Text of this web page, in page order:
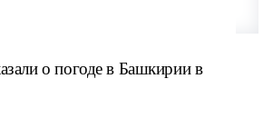
о погоде в Башкирии в